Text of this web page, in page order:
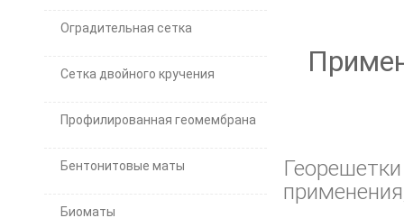
Оградительная сетка
Сетка двойного кручения
Профилированная геомембрана
Бентонитовые маты
Биоматы